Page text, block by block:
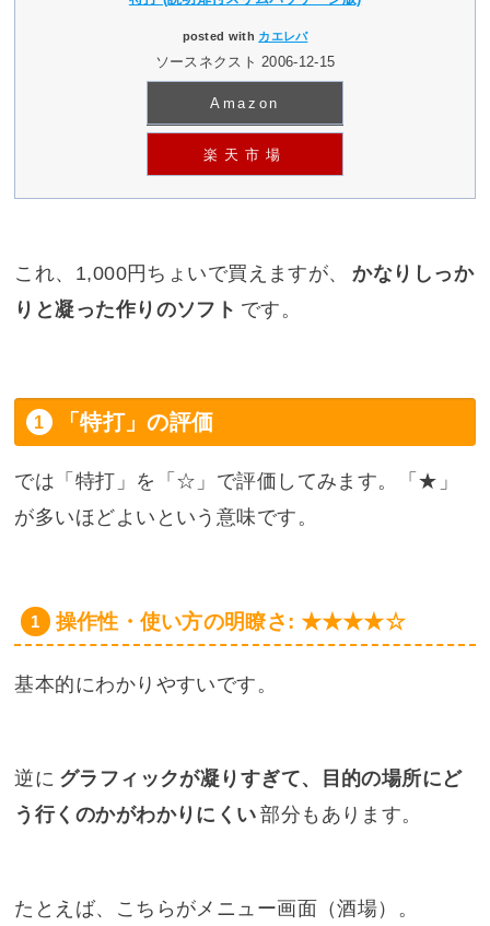
posted with カエレバ
ソースネクスト 2006-12-15
Amazon
楽天市場
これ、1,000円ちょいで買えますが、
かなりしっか
りと凝った作りのソフト です。
「特打」の評価
では「特打」を「☆」で評価してみます。「★」
が多いほどよいという意味です。
操作性・使い方の明瞭さ: ★★★★☆
基本的にわかりやすいです。
逆に グラフィックが凝りすぎて、目的の場所にど
う行くのかがわかりにくい 部分もあります。
たとえば、こちらがメニュー画面（酒場）。